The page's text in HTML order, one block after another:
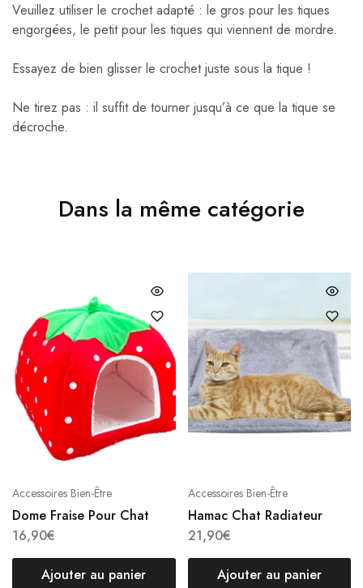
Veuillez utiliser le crochet adapté : le gros pour les tiques
engorgées, le petit pour les tiques qui viennent de mordre.
Essayez de bien glisser le crochet juste sous la tique !
Ne tirez pas : il suffit de tourner jusqu’à ce que la tique se
décroche.
Dans la même catégorie
Accessoires Bien-Être
Dome Fraise Pour Chat
16,90€
Ajouter au panier
Accessoires Bien-Être
Hamac Chat Radiateur
21,90€
Ajouter au panier